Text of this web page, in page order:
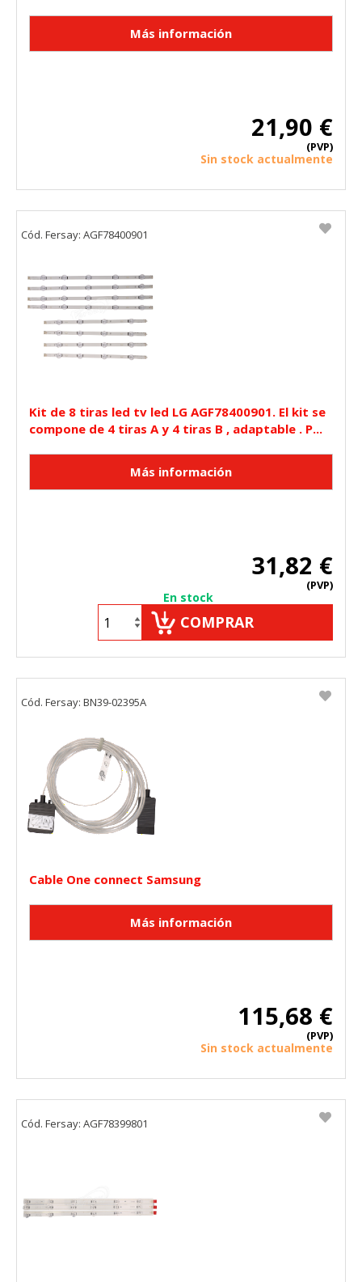
21,90 €
(PVP)
Sin stock actualmente
Kit de 8 tiras led tv led LG AGF78400901. El kit se
compone de 4 tiras A y 4 tiras B , adaptable . P...
31,82 €
(PVP)
En stock
COMPRAR
Cód. Fersay: AGF78400901
Cable One connect Samsung
115,68 €
(PVP)
Sin stock actualmente
Cód. Fersay: BN39-02395A
Cód. Fersay: AGF78399801
HABILITAR TODO RECHAZAR TODO
Estas cookies son necesarias para que el sitio web
funcione y no se pueden desactivar en nuestros sistemas.
Puede configurar su navegador para bloquear o alertar
funcionarán. Estas cookies no almacenan ninguna
COOKIELEGALFERSAY, VSF904, PHPSESSID, wp-settings-1,
Estas cookies nos permiten contar las visitas y fuentes de
tráfico para poder evaluar el rendimiento de nuestro sitio y